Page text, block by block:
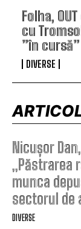
Folha,
cu
”în
DIVERSE
Nicușor
„Păstrarea
munca
sectorul de
DIVERSE